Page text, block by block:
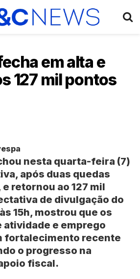
em alta e
127 mil pontos
nesta quarta-feira (7)
após duas quedas
retornou ao 127 mil
de divulgação do
15h, mostrou que os
atividade e emprego
fortalecimento recente
o progresso na
fiscal.